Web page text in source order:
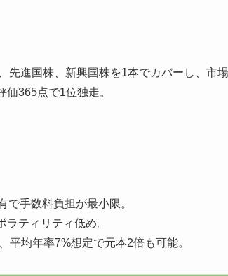
先進国株、新興国株を1本でカバーし、市場
365点で1位独走。
で手数料負担が最小限。
ティリティ低め。
平均年率7%想定で元本2倍も可能。